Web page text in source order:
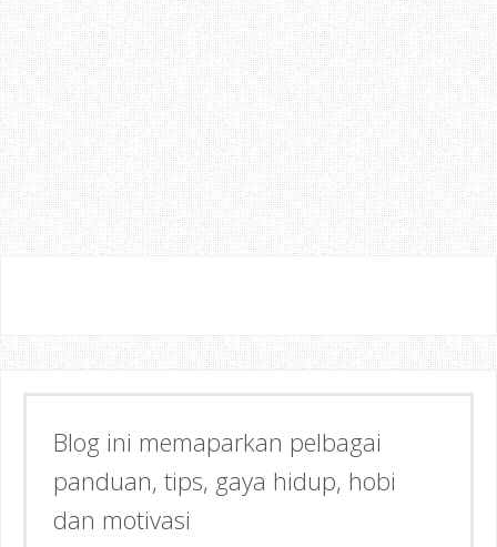
Blog ini memaparkan pelbagai
panduan, tips, gaya hidup, hobi
dan motivasi